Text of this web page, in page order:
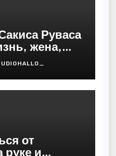
Руваса
жена,
моменты в
от
руке и